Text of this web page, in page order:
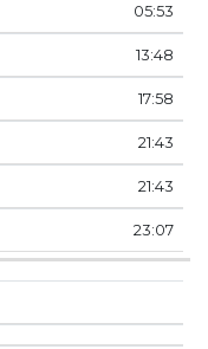
05:53
13:48
17:58
21:43
21:43
23:07